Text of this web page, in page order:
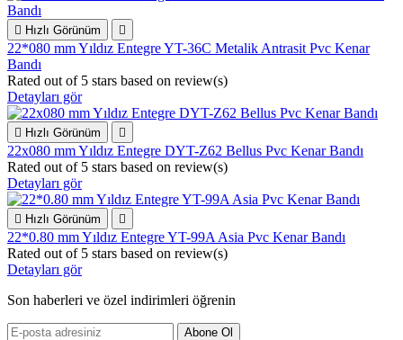
 Hızlı Görünüm 
22*080 mm Yıldız Entegre YT-36C Metalik Antrasit Pvc Kenar
Bandı
Rated out of 5 stars based on review(s)
Detayları gör
 Hızlı Görünüm 
22x080 mm Yıldız Entegre DYT-Z62 Bellus Pvc Kenar Bandı
Rated out of 5 stars based on review(s)
Detayları gör
 Hızlı Görünüm 
22*0.80 mm Yıldız Entegre YT-99A Asia Pvc Kenar Bandı
Rated out of 5 stars based on review(s)
Detayları gör
Son haberleri ve özel indirimleri öğrenin